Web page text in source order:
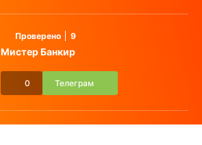
Проверено 9
Мистер Банкир
0 Телеграм